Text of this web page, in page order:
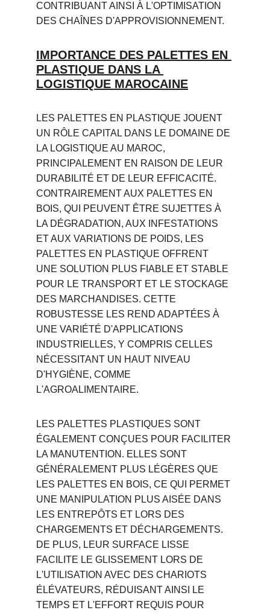
CONTRIBUANT AINSI À L'OPTIMISATION
DES CHAÎNES D'APPROVISIONNEMENT.
IMPORTANCE DES PALETTES EN
PLASTIQUE DANS LA
LOGISTIQUE MAROCAINE
LES PALETTES EN PLASTIQUE JOUENT
UN RÔLE CAPITAL DANS LE DOMAINE DE
LA LOGISTIQUE AU MAROC,
PRINCIPALEMENT EN RAISON DE LEUR
DURABILITÉ ET DE LEUR EFFICACITÉ.
CONTRAIREMENT AUX PALETTES EN
BOIS, QUI PEUVENT ÊTRE SUJETTES À
LA DÉGRADATION, AUX INFESTATIONS
ET AUX VARIATIONS DE POIDS, LES
PALETTES EN PLASTIQUE OFFRENT
UNE SOLUTION PLUS FIABLE ET STABLE
POUR LE TRANSPORT ET LE STOCKAGE
DES MARCHANDISES. CETTE
ROBUSTESSE LES REND ADAPTÉES À
UNE VARIÉTÉ D'APPLICATIONS
INDUSTRIELLES, Y COMPRIS CELLES
NÉCESSITANT UN HAUT NIVEAU
D'HYGIÈNE, COMME
L'AGROALIMENTAIRE.
LES PALETTES PLASTIQUES SONT
ÉGALEMENT CONÇUES POUR FACILITER
LA MANUTENTION. ELLES SONT
GÉNÉRALEMENT PLUS LÉGÈRES QUE
LES PALETTES EN BOIS, CE QUI PERMET
UNE MANIPULATION PLUS AISÉE DANS
LES ENTREPÔTS ET LORS DES
CHARGEMENTS ET DÉCHARGEMENTS.
DE PLUS, LEUR SURFACE LISSE
FACILITE LE GLISSEMENT LORS DE
L'UTILISATION AVEC DES CHARIOTS
ÉLÉVATEURS, RÉDUISANT AINSI LE
TEMPS ET L'EFFORT REQUIS POUR